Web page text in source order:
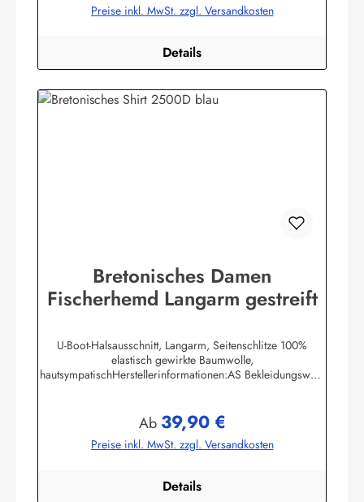
Preise inkl. MwSt. zzgl. Versandkosten
Details
Bretonisches Damen
Fischerhemd Langarm gestreift
U-Boot-Halsausschnitt, Langarm, Seitenschlitze 100%
elastisch gewirkte Baumwolle,
hautsympatischHerstellerinformationen:AS Bekleidungswerk
Regulärer Preis:
Ab 39,90 €
Preise inkl. MwSt. zzgl. Versandkosten
Details